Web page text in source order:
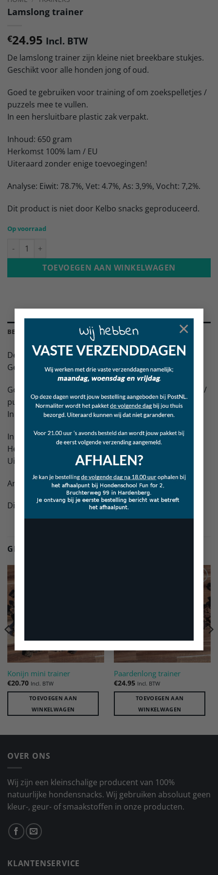
×
Lamslong trainer
€24.95 Incl. BTW
De lamslong trainer zijn kleine niet breekbare stukjes.
Geschikt voor alle honden jong of oud.
Goed te gebruiken voor training of om zoekspelletjes /
puzzels mee te vullen.
In een hersluitbare plastic zak verpakt.
Inhoud: 650 gram
Herkomst 100% lam / EU
Uiteraard zonder enige toevoegingen!
Analyse: Eiwit: 78.7%, Vet: 4.7%, As: 3,9%, Vocht: 7,2%.
Dit product is niet door Kelbo snacks geproduceerd.
Op voorraad
Lamslong trainer aantal
TOEVOEGEN AAN WINKELWAGEN
BESCHRIJVING
De lamslong trainer zijn kleine niet breekbare stukjes.
Geschikt voor alle honden jong of oud.
Goed te gebruiken voor training of om zoekspelletjes /
puzzels mee te vullen.
In een hersluitbare plastic zak verpakt.
Inhoud: 650 gram
Herkomst 100% lam / EU
Uiteraard zonder enige toevoegingen!
Analyse: Eiwit: 78.7%, Vet: 4.7%, As: 3,9%, Vocht: 7,2%.
Dit product is niet door Kelbo snacks geproduceerd.
GERELATEERDE PRODUCTEN
Konijn mini trainer
€20.70 Incl. BTW
TOEVOEGEN AAN
WINKELWAGEN
Toevoegen
verlanglijst
Paardenlong trainer
€24.95 Incl. BTW
TOEVOEGEN AAN
WINKELWAGEN
OVER ONS
Wij zijn een kleinschalige producent van 100%
natuurlijke hondensnacks. Wij gebruiken absoluut geen
kleur-, geur- of smaakstoffen in onze producten.
KLANTENSERVICE